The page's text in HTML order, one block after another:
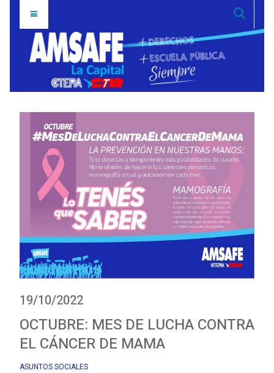
19/10/2022
OCTUBRE: MES DE LUCHA CONTRA
EL CÁNCER DE MAMA
ASUNTOS SOCIALES